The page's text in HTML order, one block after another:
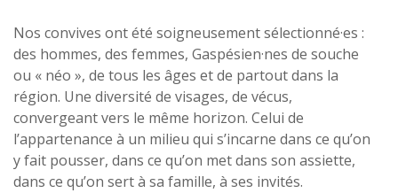
Nos convives ont été soigneusement sélectionné·es :
des hommes, des femmes, Gaspésien·nes de souche
ou « néo », de tous les âges et de partout dans la
région. Une diversité de visages, de vécus,
convergeant vers le même horizon. Celui de
l’appartenance à un milieu qui s’incarne dans ce qu’on
y fait pousser, dans ce qu’on met dans son assiette,
dans ce qu’on sert à sa famille, à ses invités.